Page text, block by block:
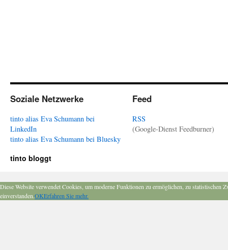
Soziale Netzwerke
tinto alias Eva Schumann bei
LinkedIn
tinto alias Eva Schumann bei Bluesky
Feed
RSS
(Google-Dienst Feedburner)
tinto bloggt
Diese Website verwendet Cookies, um moderne Funktionen zu ermöglichen, zu
einverstanden.OKErfahren Sie mehr.